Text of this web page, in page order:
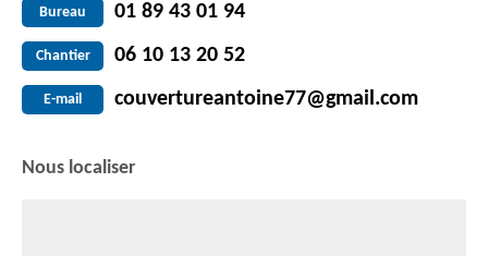
Bureau 01 89 43 01 94
Chantier 06 10 13 20 52
E-mail couvertureantoine77@gmail.com
Nous localiser